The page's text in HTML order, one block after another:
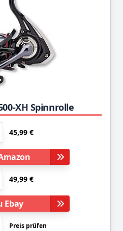
XH Spinnrolle
45,99 €
49,99 €
Ebay
Preis prüfen